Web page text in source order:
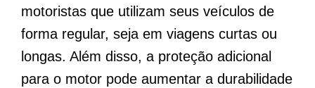
motoristas que utilizam seus veículos de
forma regular, seja em viagens curtas ou
longas. Além disso, a proteção adicional
para o motor pode aumentar a durabilidade